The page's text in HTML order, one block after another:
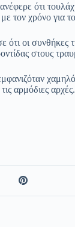
ότι
τον χρόνο για
οι συνθήκες
στους
αρμόδιες αρχές.